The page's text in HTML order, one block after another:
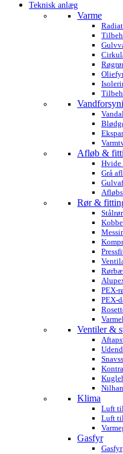
Teknisk anlæg
Varme
Afløb &
Hvide
Grå
Rør &
PEX-
PEX-
Ventiler &
Klima
Luft
Luft
Gasfyr
Gasfyr